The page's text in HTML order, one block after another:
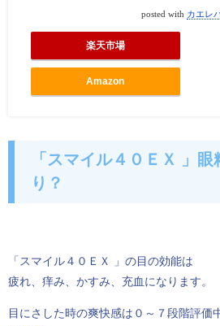
posted with カエレ
楽天市場
Amazon
「スマイル４０ＥＸ 」
り？
「スマイル４０ＥＸ 」の目の効能は
疲れ、痒み、かすみ、充血になります。
目にさした時の爽快感は０～７段階評価